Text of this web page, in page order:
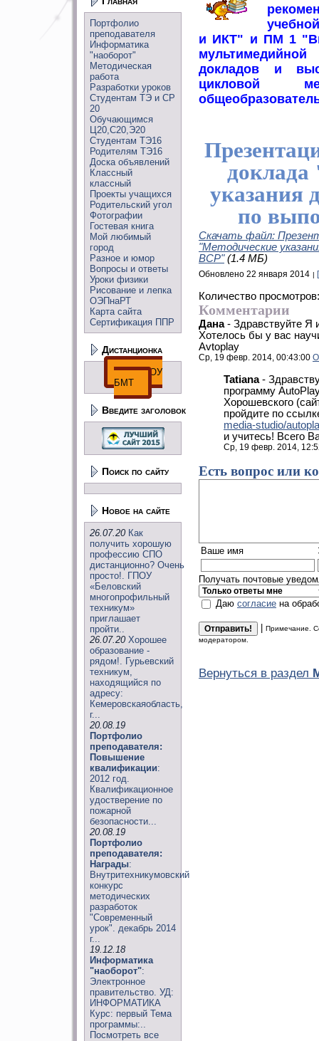
Портфолио
преподавателя
Информатика
"наоборот"
Методическая
работа
Разработки уроков
Студентам ТЭ и СР
20
Обучающимся
Ц20,С20,Э20
Студентам ТЭ16
Родителям ТЭ16
Доска объявлений
Классный
классный
Проекты учащихся
Родительский угол
Фотографии
Гостевая книга
Мой любимый
город
Разное и юмор
Вопросы и ответы
Уроки физики
Рисование и лепка
ОЭПнаРТ
Карта сайта
Сертификация ППР
Дистанционка
ДО ГПОУ
БМТ
Введите заголовок
Поиск по сайту
Новое на сайте
26.07.20 Как
получить хорошую
профессию СПО
дистанционно? Очень
просто!. ГПОУ
«Беловский
многопрофильный
техникум»
приглашает
пройти..
26.07.20 Хорошее
образование -
рядом!. Гурьевский
техникум,
находящийся по
адресу:
Кемеровскаяобласть,
г...
20.08.19
Портфолио
преподавателя:
Повышение
квалификации:
2012 год.
Квалификационное
удостверение по
пожарной
безопасности...
20.08.19
Портфолио
преподавателя:
Награды:
Внутритехникумовский
конкурс
методических
разработок
"Современный
урок". декабрь 2014
г...
19.12.18
Информатика
"наоборот":
Электронное
правительство. УД:
ИНФОРМАТИКА
Курс: первый Тема
программы:..
Посмотреть все
и ИКТ" и ПМ 1
докладов и
цикловой
доклада
указания
по
Скачать файл:
"Методические
ВСР"(1.4 МБ)
Обновлено 22 января 2014
Количество
Комментарии
Дана- Здравствуйте Я
Хотелось бы у вас
Avtoplay
Ср, 19 февр. 2014, 00:43:00
Tatiana-
программу
Хорошевского
пройдите по
media-studio/
и учитесь! Всего
Ср, 19 февр. 2014,
Есть вопрос или
Ваше имя
Получать почтовые
Даю согласие на
Примечание.
модератором.
Вернуться в раздел